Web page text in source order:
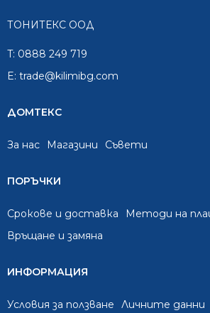
ТОНИТЕКС ООД
T: 0888 249 719
E: trade@kilimibg.com
ДОМТЕКС
За нас Mагазини Съвети
ПОРЪЧКИ
Срокове и доставка
Методи на
Връщане и замяна
ИНФОРМАЦИЯ
Условия за ползване Личните данни